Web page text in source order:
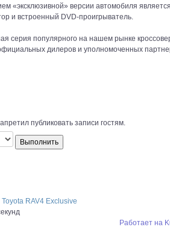
«эксклюзивной» версии автомобиля
и встроенный DVD-проигрыватель.
серия популярного на нашем рынке
дилеров и уполномоченных
публиковать записи гостям.
RAV4 Exclusive
Работает на